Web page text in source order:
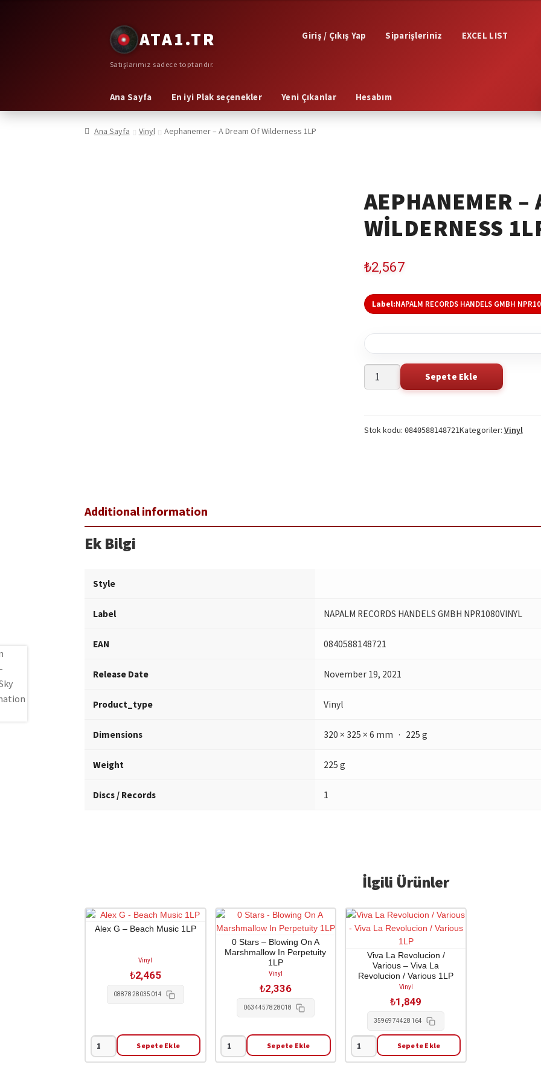
Dolaşıma
geç
İçeriğe
geç
ATA1.TR
Satışlarımız sadece toptandır.
Giriş / Çıkış Yap Siparişleriniz
EXCEL LIST
Ana Sayfa En iyi Plak seçenekler Yeni Çıkanlar Hesabım
Ana Sayfa Vinyl Aephanemer – A Dream Of Wilderness 1LP
AEPHANEMER –
WILDERNESS
₺2,567
Label:NAPALM RECORDS HANDELS GMBH
Aephanemer
-
Of
Sepete Ekle
on
Stok kodu: 0840588148721Kategoriler: Vinyl
Ek Bilgi
Style
Label NAPALM RECORDS HANDELS GMBH NPR1080VINYL
EAN 0840588148721
Release Date November 19, 2021
Product_type Vinyl
Dimensions 320 × 325 × 6 mm · 225 g
Weight 225 g
Discs / Records 1
İlgili Ürünler
Alex G – Beach Music 1LP
Vinyl
₺2,465
0887828035014
Alex
G
Sepete Ekle
0 Stars – Blowing On A
Marshmallow In Perpetuity
1LP
Vinyl
₺2,336
0634457828018
0
Stars
Sepete Ekle
Viva La Revolucion /
Various – Viva La
Revolucion / Various 1LP
Vinyl
₺1,849
3596974428164
Viva
La
Sepete Ekle